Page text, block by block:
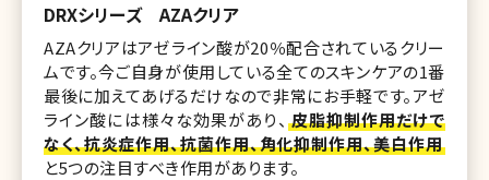
DRXシリーズ AZAクリア
AZAクリアはアゼライン酸が20％配合されているクリー
ムです。今ご自身が使用している全てのスキンケアの1番
最後に加えてあげるだけなので非常にお手軽です。アゼ
ライン酸には様々な効果があり、 皮脂抑制作用だけで
なく、抗炎症作用、抗菌作用、角化抑制作用、美白作用
と5つの注目すべき作用があります。